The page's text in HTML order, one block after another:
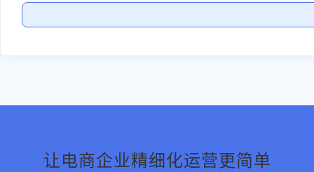
让电商企业精细化运营更简单